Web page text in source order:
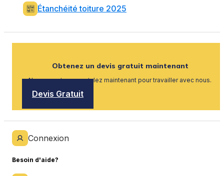
Étanchéité toiture 2025
Obtenez un devis gratuit maintenant
Nous recrutons, postulez maintenant pour travailler avec nous.
Devis Gratuit
Connexion
Besoin d'aide?